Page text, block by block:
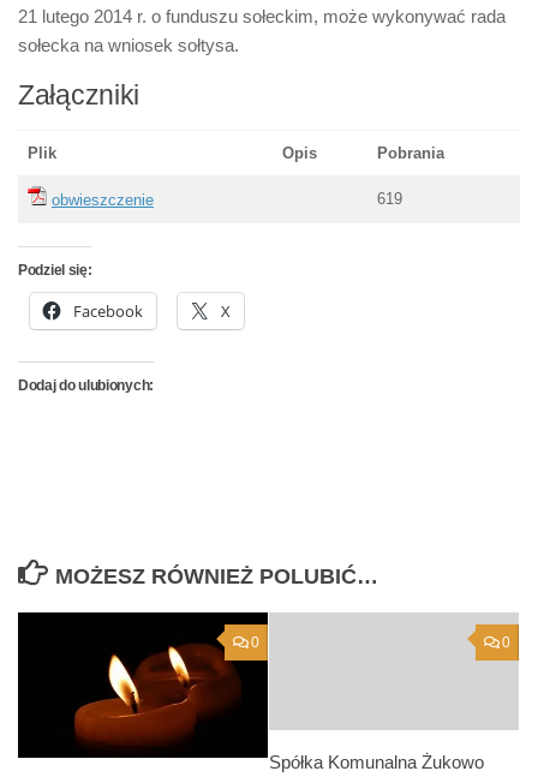
21 lutego 2014 r. o funduszu sołeckim, może wykonywać rada
sołecka na wniosek sołtysa.
Załączniki
Plik Opis Pobrania
obwieszczenie 619
Podziel się:
Facebook X
Dodaj do ulubionych:
MOŻESZ RÓWNIEŻ POLUBIĆ…
0 0
Spółka Komunalna Żukowo